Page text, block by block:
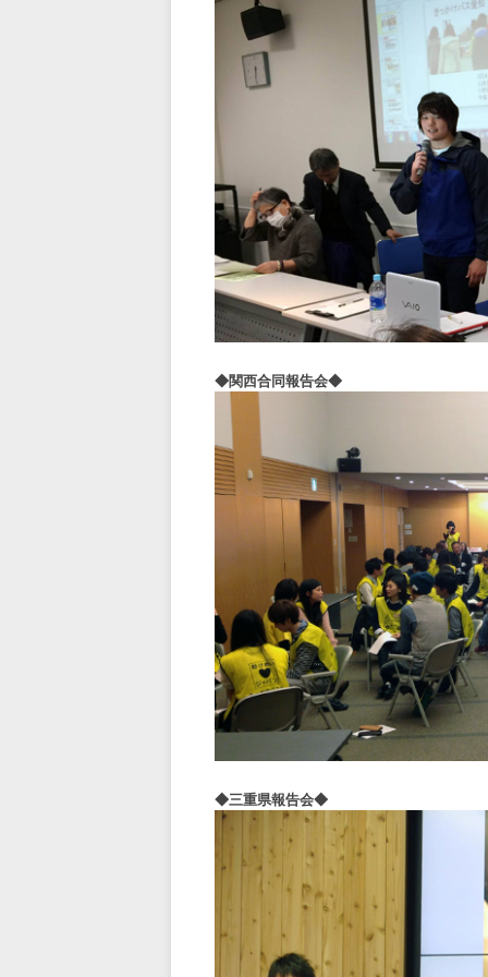
◆関西合同報告会◆
◆三重県報告会◆